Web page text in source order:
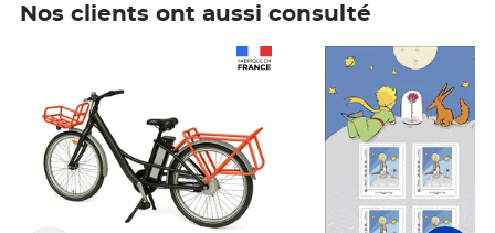
Nos clients ont aussi consulté
Prix 7,50€